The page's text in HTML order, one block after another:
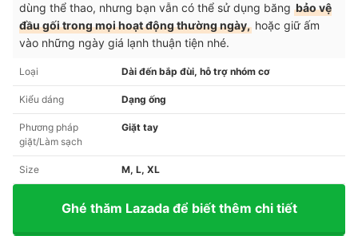
dùng thể thao, nhưng bạn vẫn có thể sử dụng băng bảo vệ
đầu gối trong mọi hoạt động thường ngày, hoặc giữ ấm
vào những ngày giá lạnh thuận tiện nhé.
Loại Dài đến bắp đùi, hỗ trợ nhóm cơ
Kiểu dáng Dạng ống
Phương pháp
giặt/Làm sạch
Giặt tay
Size M, L, XL
Ghé thăm Lazada để biết thêm chi tiết